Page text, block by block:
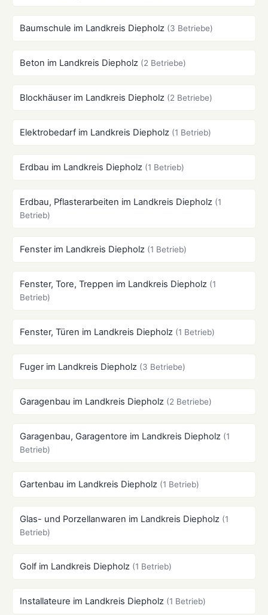
Baumschule im Landkreis Diepholz (3 Betriebe)
Beton im Landkreis Diepholz (2 Betriebe)
Blockhäuser im Landkreis Diepholz (2 Betriebe)
Elektrobedarf im Landkreis Diepholz (1 Betrieb)
Erdbau im Landkreis Diepholz (1 Betrieb)
Erdbau, Pflasterarbeiten im Landkreis Diepholz (1
Betrieb)
Fenster im Landkreis Diepholz (1 Betrieb)
Fenster, Tore, Treppen im Landkreis Diepholz (1
Betrieb)
Fenster, Türen im Landkreis Diepholz (1 Betrieb)
Fuger im Landkreis Diepholz (3 Betriebe)
Garagenbau im Landkreis Diepholz (2 Betriebe)
Garagenbau, Garagentore im Landkreis Diepholz (1
Betrieb)
Gartenbau im Landkreis Diepholz (1 Betrieb)
Glas- und Porzellanwaren im Landkreis Diepholz (1
Betrieb)
Golf im Landkreis Diepholz (1 Betrieb)
Installateure im Landkreis Diepholz (1 Betrieb)